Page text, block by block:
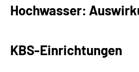
KBS exklusiv
Hochwasser:
KBS-Einrichtungen